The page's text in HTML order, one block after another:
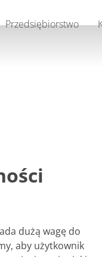
Przedsiębiorstwo
dużą wagę do
aby użytkownik